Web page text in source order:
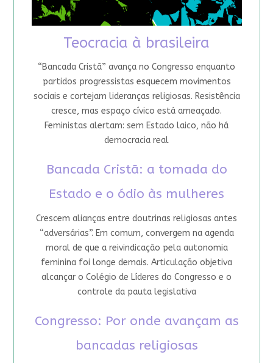
Teocracia à brasileira
“Bancada Cristã” avança no Congresso enquanto
partidos progressistas esquecem movimentos
sociais e cortejam lideranças religiosas. Resistência
cresce, mas espaço cívico está ameaçado.
Feministas alertam: sem Estado laico, não há
democracia real
Bancada Cristã: a tomada do
Estado e o ódio às mulheres
Crescem alianças entre doutrinas religiosas antes
“adversárias”. Em comum, convergem na agenda
moral de que a reivindicação pela autonomia
feminina foi longe demais. Articulação objetiva
alcançar o Colégio de Líderes do Congresso e o
controle da pauta legislativa
Congresso: Por onde avançam as
bancadas religiosas